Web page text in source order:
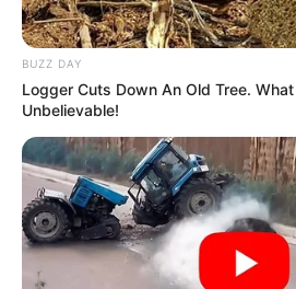
BUZZ DAY
Logger Cuts Down An Old Tree.
Unbelievable!